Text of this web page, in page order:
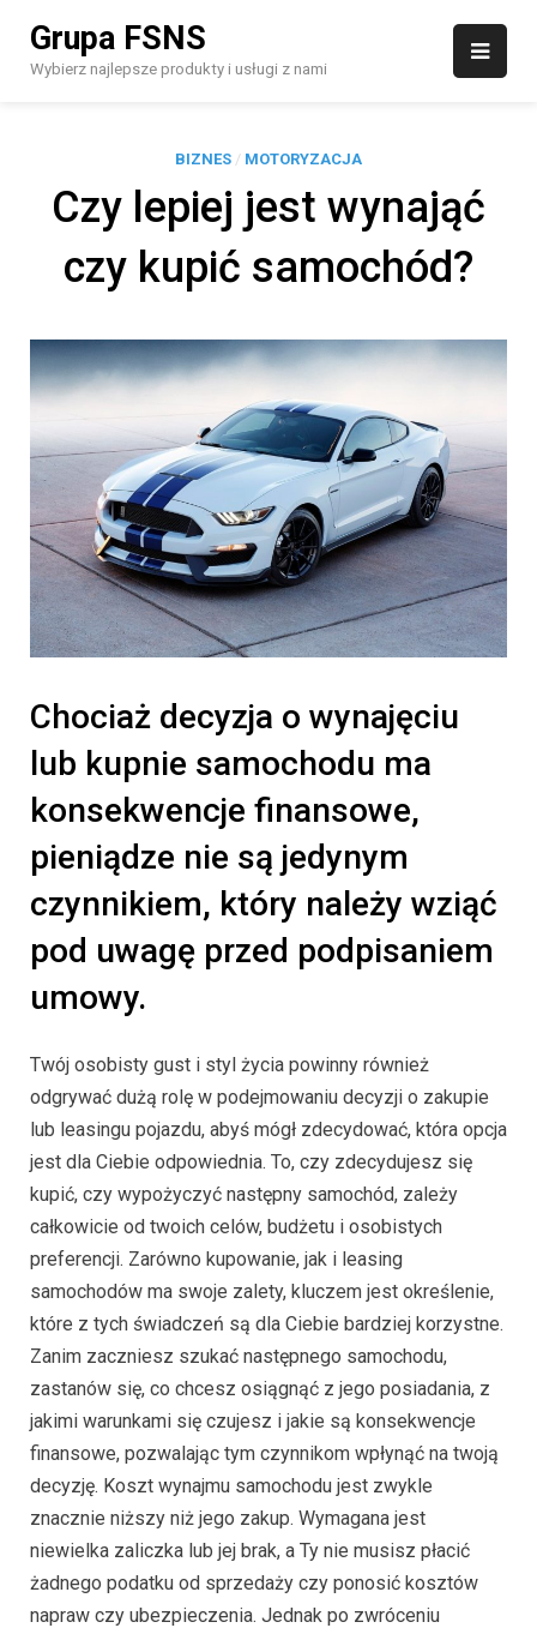
content
Grupa FSNS
Wybierz najlepsze produkty i usługi z nami
BIZNES / MOTORYZACJA
Czy lepiej jest wynająć
czy kupić samochód?
Chociaż decyzja o wynajęciu
lub kupnie samochodu ma
konsekwencje finansowe,
pieniądze nie są jedynym
czynnikiem, który należy wziąć
pod uwagę przed podpisaniem
umowy.
Twój osobisty gust i styl życia powinny również
odgrywać dużą rolę w podejmowaniu decyzji o zakupie
lub leasingu pojazdu, abyś mógł zdecydować, która opcja
jest dla Ciebie odpowiednia. To, czy zdecydujesz się
kupić, czy wypożyczyć następny samochód, zależy
całkowicie od twoich celów, budżetu i osobistych
preferencji. Zarówno kupowanie, jak i leasing
samochodów ma swoje zalety, kluczem jest określenie,
które z tych świadczeń są dla Ciebie bardziej korzystne.
Zanim zaczniesz szukać następnego samochodu,
zastanów się, co chcesz osiągnąć z jego posiadania, z
jakimi warunkami się czujesz i jakie są konsekwencje
finansowe, pozwalając tym czynnikom wpłynąć na twoją
decyzję. Koszt wynajmu samochodu jest zwykle
znacznie niższy niż jego zakup. Wymagana jest
niewielka zaliczka lub jej brak, a Ty nie musisz płacić
żadnego podatku od sprzedaży czy ponosić kosztów
napraw czy ubezpieczenia. Jednak po zwróceniu